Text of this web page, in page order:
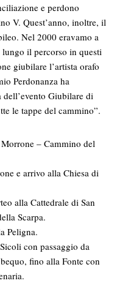
e perdono
V. Quest’anno, inoltre, il
Nel 2000 eravamo a
il percorso in questi
giubilare l’artista orafo
Perdonanza ha
Giubilare di
le tappe del cammino”.
– Cammino del
e arrivo alla Chiesa di
alla Cattedrale di San
Scarpa.
Peligna.
con passaggio da
fino alla Fonte con